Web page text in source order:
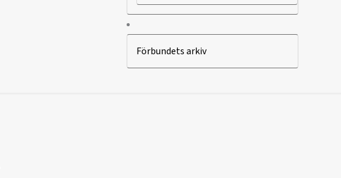
Förbundets arkiv